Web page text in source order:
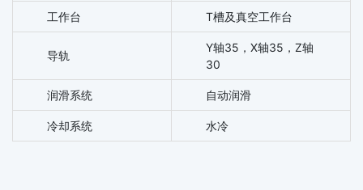
工作台 T槽及真空工作台
导轨
Y轴35，X轴35，Z轴
30
润滑系统 自动润滑
冷却系统 水冷